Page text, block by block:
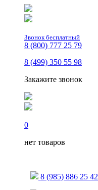
Звонок бесплатный
8 (800) 777 25 79
8 (499) 350 55 98
Закажите звонок
0
нет товаров
8 (985) 886 25 42